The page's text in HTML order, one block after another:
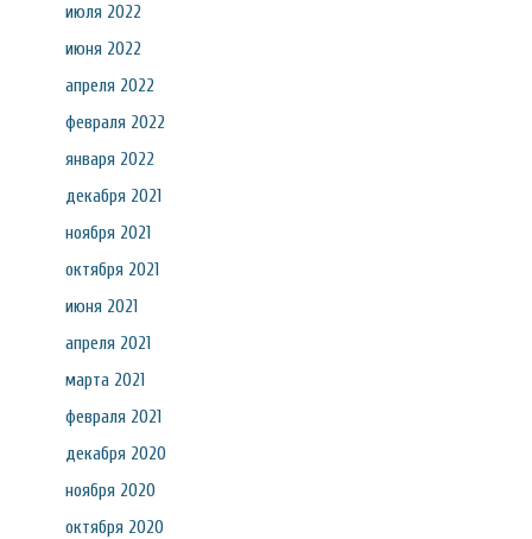
июля 2022
июня 2022
апреля 2022
февраля 2022
января 2022
декабря 2021
ноября 2021
октября 2021
июня 2021
апреля 2021
марта 2021
февраля 2021
декабря 2020
ноября 2020
октября 2020